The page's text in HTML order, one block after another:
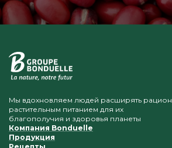
Мы вдохновляем людей расширять рацион
растительным питанием для их
благополучия и здоровья планеты
Компания Bonduelle
Продукция